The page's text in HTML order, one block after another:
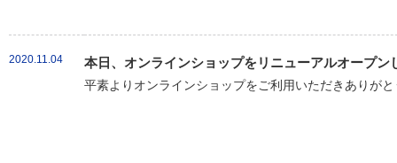
2020.11.04 本日、オンラインショップをリニューアルオープン
平素よりオンラインショップをご利用いただきありが